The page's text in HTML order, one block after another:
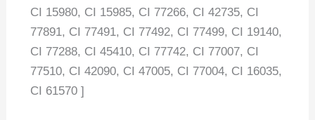
CI 15980, CI 15985, CI 77266, CI 42735, CI
77891, CI 77491, CI 77492, CI 77499, CI 19140,
CI 77288, CI 45410, CI 77742, CI 77007, CI
77510, CI 42090, CI 47005, CI 77004, CI 16035,
CI 61570 ]